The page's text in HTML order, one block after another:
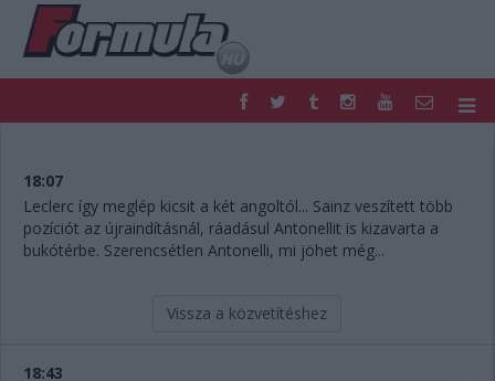
FORMULA
NEMZETKÖZI
HAZAI
RETRO
EGYÉB
PODCAST
SHOP
PONTÁLLÁSOK
18:07
Leclerc így meglép kicsit a két angoltól... Sainz veszített több
pozíciót az újraindításnál, ráadásul Antonellit is kizavarta a
bukótérbe. Szerencsétlen Antonelli, mi jöhet még...
Vissza a közvetítéshez
18:43